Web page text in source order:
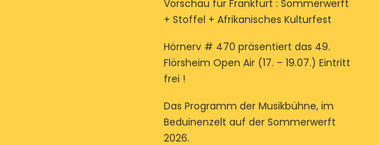
Vorschau für Frankfurt : Sommerwerft
+ Stoffel + Afrikanisches Kulturfest
Hörnerv # 470 präsentiert das 49.
Flörsheim Open Air (17. – 19.07.) Eintritt
frei !
Das Programm der Musikbühne, im
Beduinenzelt auf der Sommerwerft
2026.